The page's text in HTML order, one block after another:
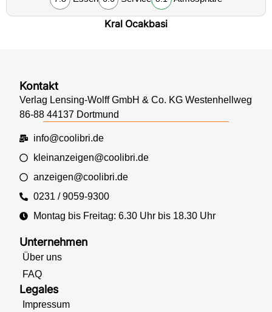
Kral Ocakbasi
Unternehmen
Über uns
FAQ
Legales
Impressum
Kontakt
Verlag Lensing-Wolff GmbH & Co. KG Westenhellweg
86-88 44137 Dortmund
info@coolibri.de
kleinanzeigen@coolibri.de
anzeigen@coolibri.de
0231 / 9059-9300
Montag bis Freitag: 6.30 Uhr bis 18.30 Uhr